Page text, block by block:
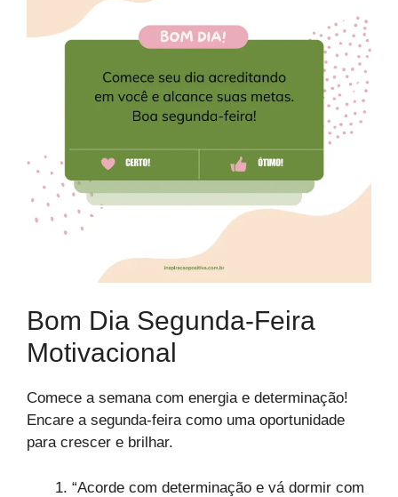
Bom Dia Segunda-Feira
Motivacional
Comece a semana com energia e determinação!
Encare a segunda-feira como uma oportunidade
para crescer e brilhar.
“Acorde com determinação e vá dormir com